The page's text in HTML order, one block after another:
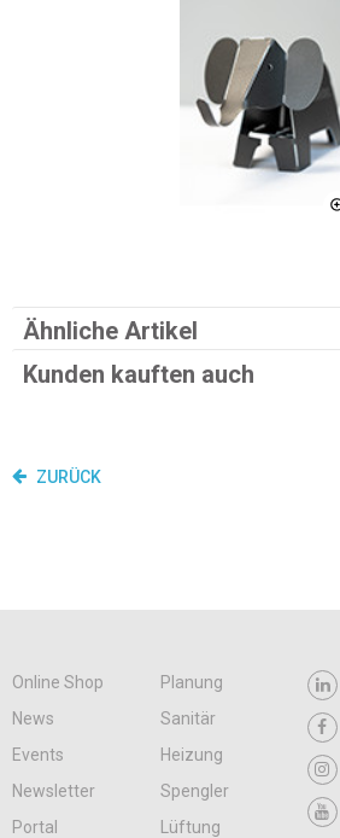
Ähnliche Artikel
Kunden kauften auch
ZURÜCK
Online Shop
Planung
News
Sanitär
Events
Heizung
Newsletter
Spengler
Portal
Lüftung